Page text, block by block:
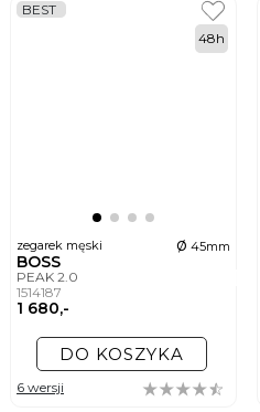
zegarek męski ø 45mm
BOSS
PEAK 2.0
1514187
1 680,-
BEST
48h
DO KOSZYKA
6 wersji